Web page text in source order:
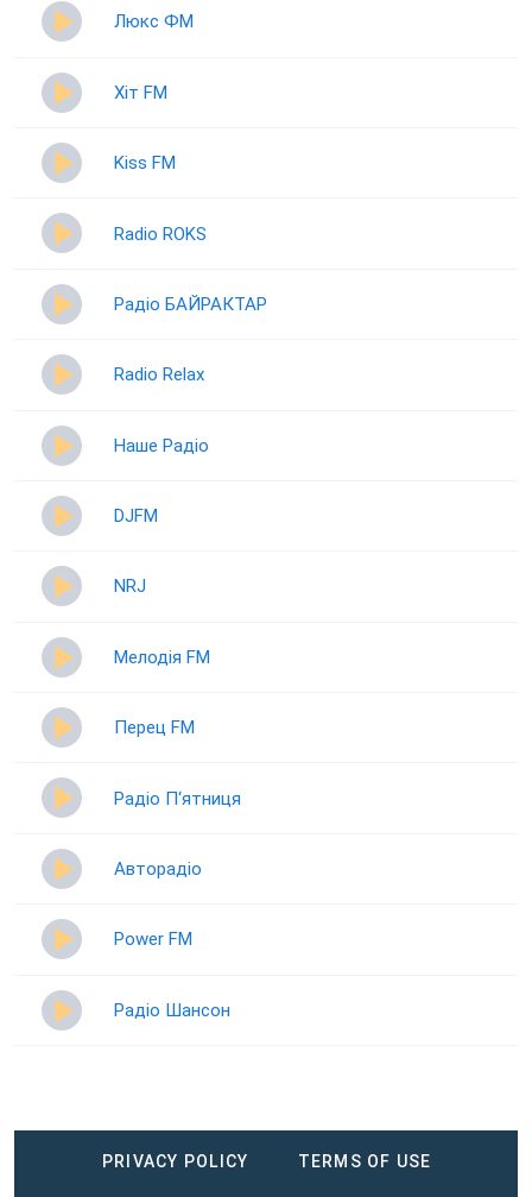
Люкс ФМ
Хіт FM
Kiss FM
Radio ROKS
Радіо БАЙРАКТАР
Radio Relax
Наше Радіо
DJFM
NRJ
Мелодія FM
Перец FM
Радіо П‘ятниця
Авторадіо
Power FM
Радіо Шансон
PRIVACY POLICY TERMS OF USE